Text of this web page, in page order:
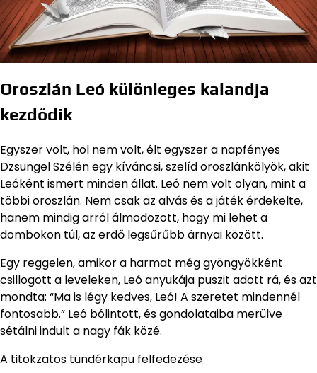
Oroszlán Leó különleges kalandja
kezdődik
Egyszer volt, hol nem volt, élt egyszer a napfényes
Dzsungel Szélén egy kíváncsi, szelíd oroszlánkölyök, akit
Leóként ismert minden állat. Leó nem volt olyan, mint a
többi oroszlán. Nem csak az alvás és a játék érdekelte,
hanem mindig arról álmodozott, hogy mi lehet a
dombokon túl, az erdő legsűrűbb árnyai között.
Egy reggelen, amikor a harmat még gyöngyökként
csillogott a leveleken, Leó anyukája puszit adott rá, és azt
mondta: “Ma is légy kedves, Leó! A szeretet mindennél
fontosabb.” Leó bólintott, és gondolataiba merülve
sétálni indult a nagy fák közé.
A titokzatos tündérkapu felfedezése